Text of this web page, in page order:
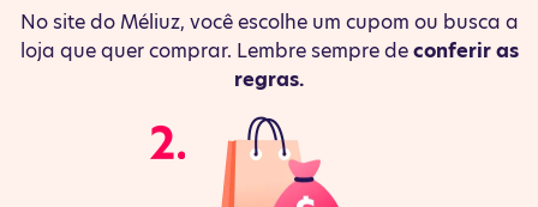
No site do Méliuz, você escolhe um cupom ou busca a
loja que quer comprar. Lembre sempre deconferir as
regras.